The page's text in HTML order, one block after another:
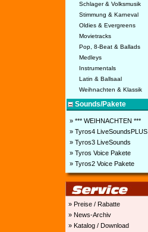
Schlager & Volksmusik
Stimmung & Karneval
Oldies & Evergreens
Movietracks
Pop, 8-Beat & Ballads
Medleys
Instrumentals
Latin & Ballsaal
Weihnachten & Klassik
Sounds/Pakete
» *** WEIHNACHTEN ***
» Tyros4 LiveSoundsPLUS
» Tyros3 LiveSounds
» Tyros Voice Pakete
» Tyros2 Voice Pakete
» Preise / Rabatte
» News-Archiv
» Katalog / Download